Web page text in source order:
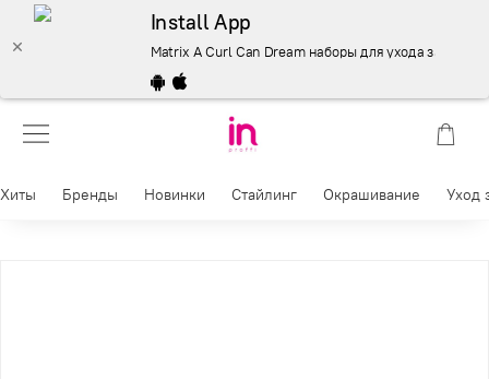
Install App
Matrix A Curl Can Dream наборы для ухода за
Хиты Бренды Новинки Стайлинг Окрашивание Уход